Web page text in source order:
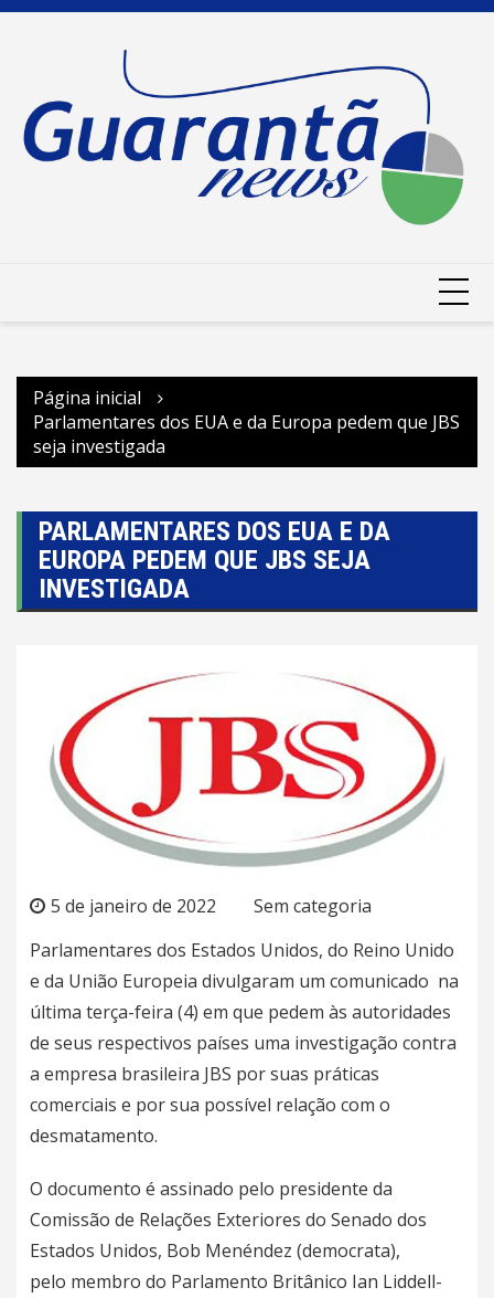
Ir
Página inicial
Parlamentares dos EUA e da Europa pedem que JBS
seja investigada
PARLAMENTARES DOS EUA E DA
EUROPA PEDEM QUE JBS SEJA
INVESTIGADA
5 de janeiro de 2022
Sem categoria
Parlamentares dos Estados Unidos, do Reino Unido
e da União Europeia divulgaram um comunicado na
última terça-feira (4) em que pedem às autoridades
de seus respectivos países uma investigação contra
a empresa brasileira JBS por suas práticas
comerciais e por sua possível relação com o
desmatamento.
O documento é assinado pelo presidente da
Comissão de Relações Exteriores do Senado dos
Estados Unidos, Bob Menéndez (democrata),
pelo membro do Parlamento Britânico Ian Liddell-